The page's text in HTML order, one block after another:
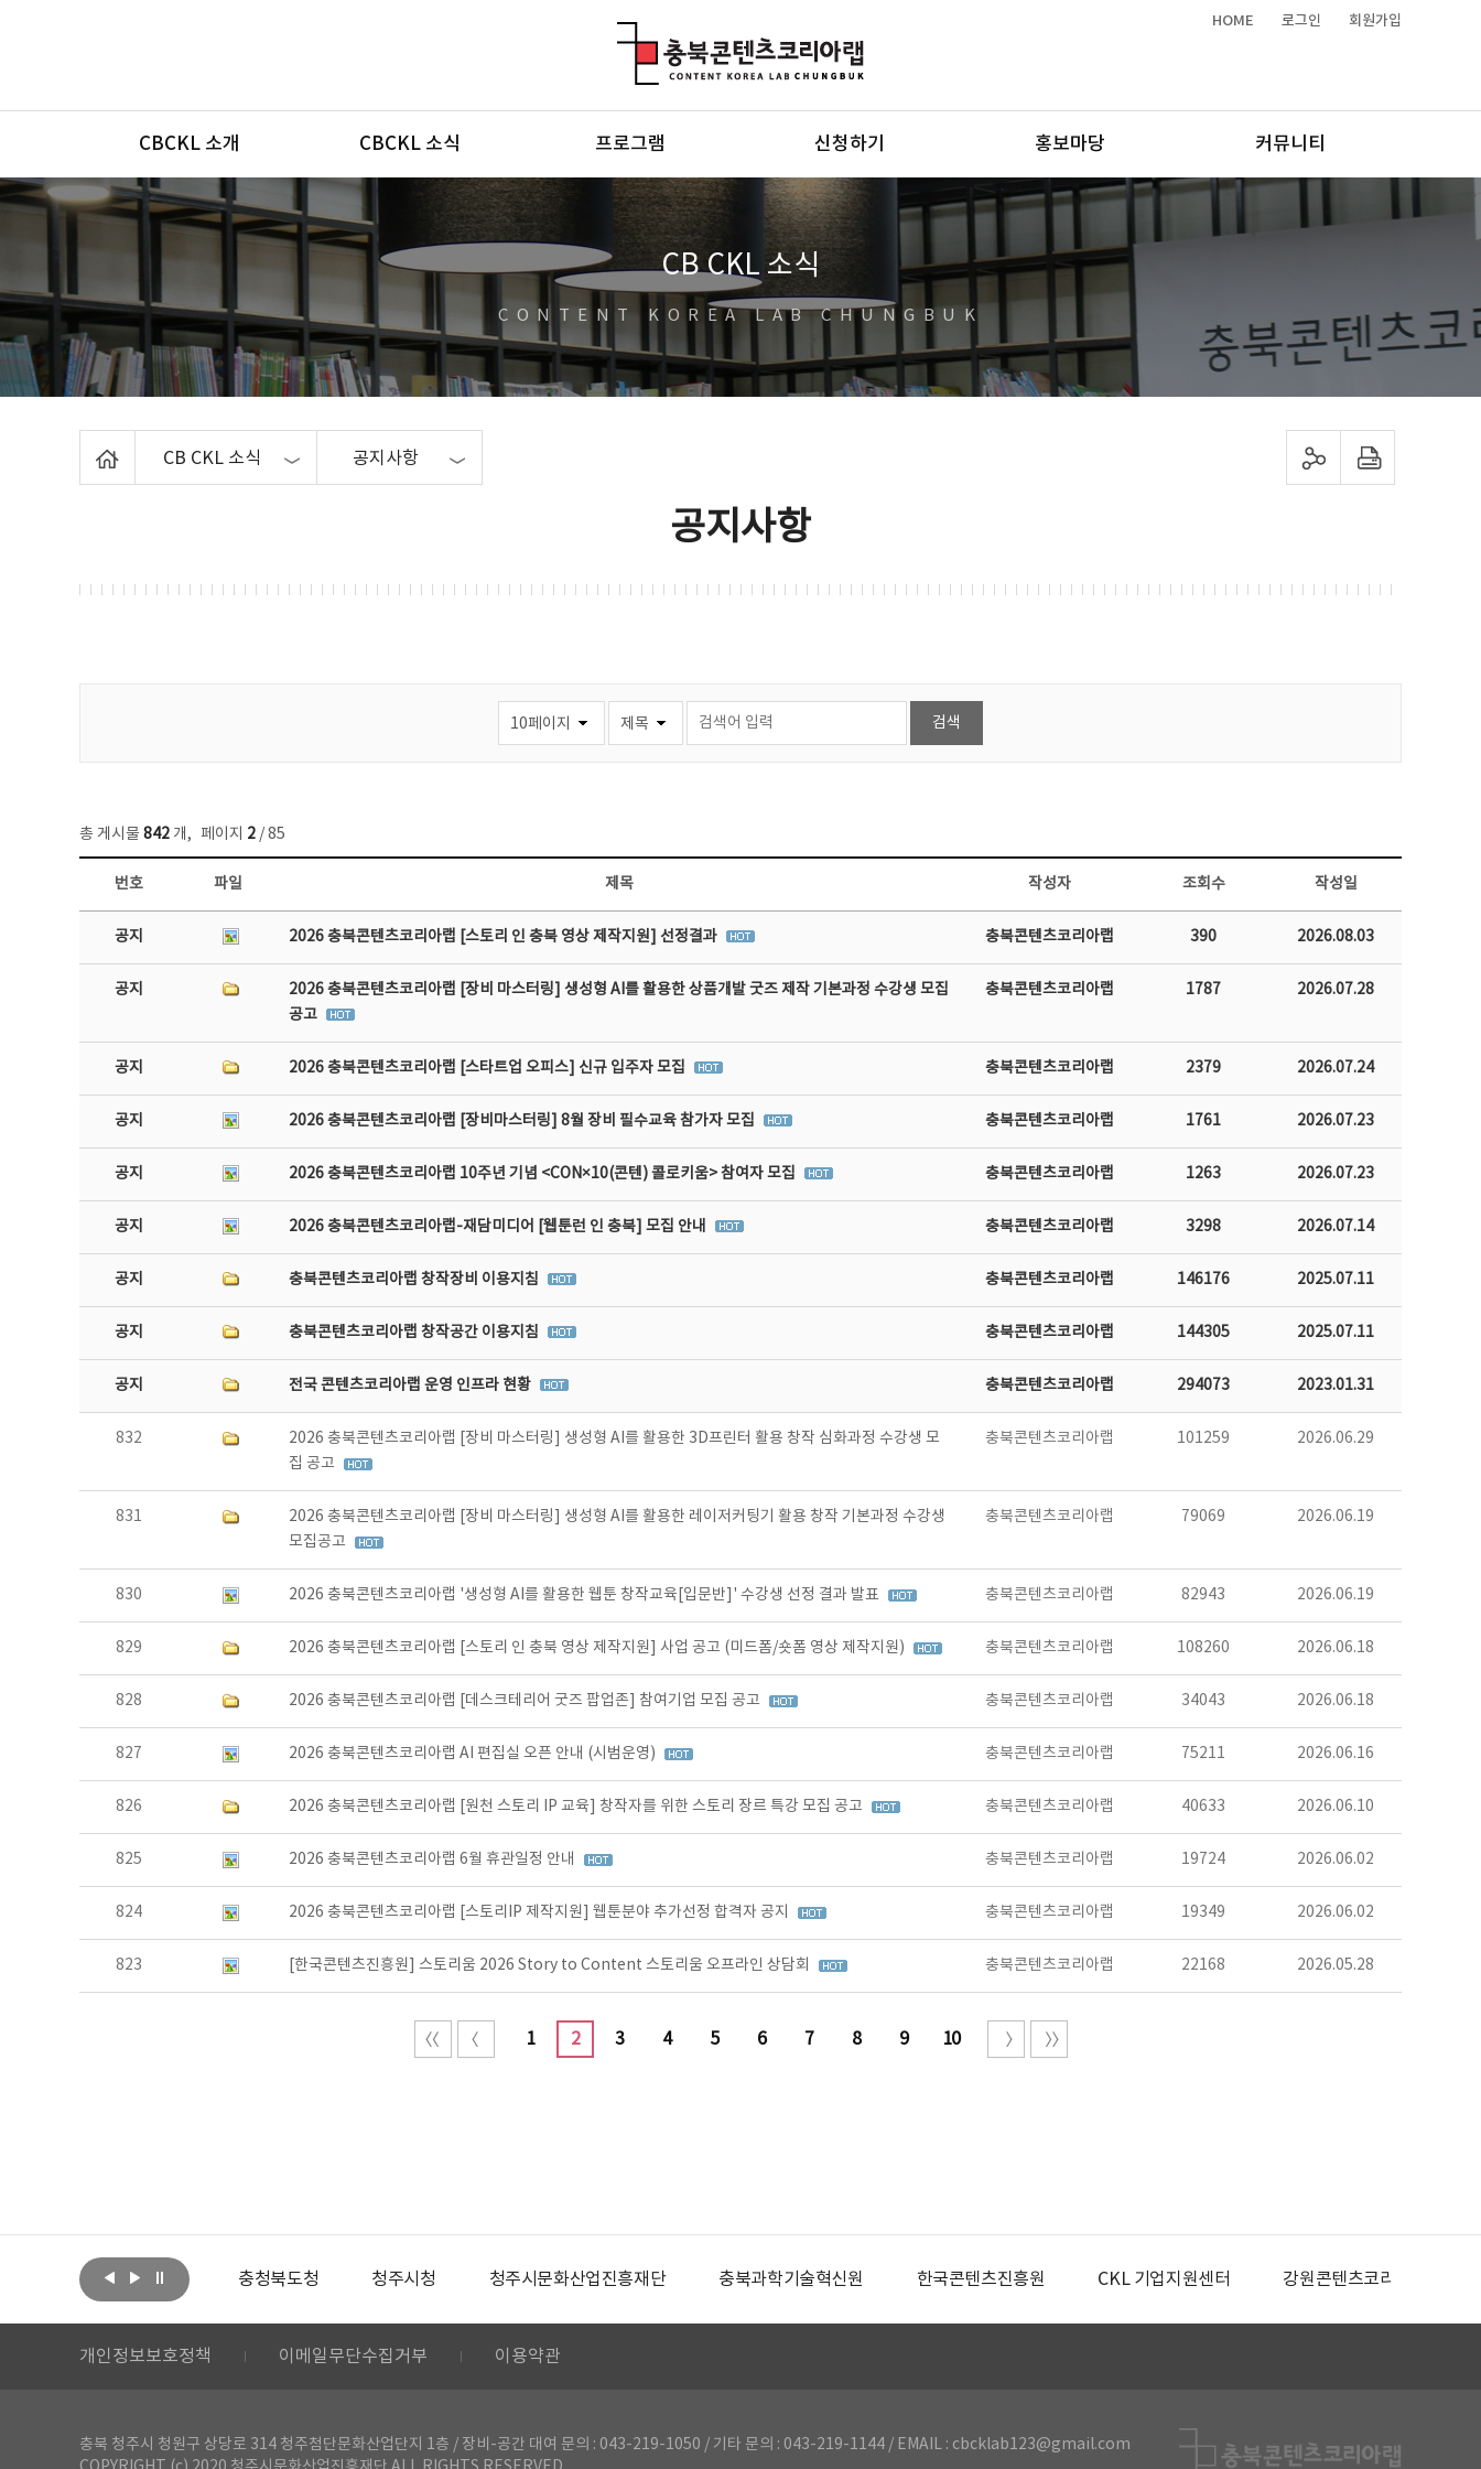
HOME 로그인 회원가입
메뉴
CBCKL 소개 CBCKL 소식 프로그램 신청하기 홍보마당 커뮤니티
CB CKL 소식
CONTENT KOREA LAB CHUNGBUK
CB CKL 소식 공지사항 sns 공유하기 프린트하기
공지사항
총 게시물 842 개, 페이지 2 / 85
공지사항 목록 - 번호, 제목, 작성자, 파일, 조회수, 작성일 정보 제공
번호 파일 제목 작성자 조회수 작성일
공지 2026 충북콘텐츠코리아랩 [스토리 인 충북 영상 제작지원] 선정결과 충북콘텐츠코리아랩 390 2026.08.03
공지
2026 충북콘텐츠코리아랩 [장비 마스터링] 생성형 AI를 활용한 상품개발 굿즈 제작 기본과정 수강생 모집
공고
충북콘텐츠코리아랩 1787 2026.07.28
공지 2026 충북콘텐츠코리아랩 [스타트업 오피스] 신규 입주자 모집 충북콘텐츠코리아랩 2379 2026.07.24
공지 2026 충북콘텐츠코리아랩 [장비마스터링] 8월 장비 필수교육 참가자 모집 충북콘텐츠코리아랩 1761 2026.07.23
공지 2026 충북콘텐츠코리아랩 10주년 기념 <CON×10(콘텐) 콜로키움> 참여자 모집 충북콘텐츠코리아랩 1263 2026.07.23
공지 2026 충북콘텐츠코리아랩-재담미디어 [웹툰런 인 충북] 모집 안내 충북콘텐츠코리아랩 3298 2026.07.14
공지 충북콘텐츠코리아랩 창작장비 이용지침 충북콘텐츠코리아랩 146176 2025.07.11
공지 충북콘텐츠코리아랩 창작공간 이용지침 충북콘텐츠코리아랩 144305 2025.07.11
공지 전국 콘텐츠코리아랩 운영 인프라 현황 충북콘텐츠코리아랩 294073 2023.01.31
832
2026 충북콘텐츠코리아랩 [장비 마스터링] 생성형 AI를 활용한 3D프린터 활용 창작 심화과정 수강생 모
집 공고
충북콘텐츠코리아랩 101259 2026.06.29
831
2026 충북콘텐츠코리아랩 [장비 마스터링] 생성형 AI를 활용한 레이저커팅기 활용 창작 기본과정 수강생
모집공고
충북콘텐츠코리아랩 79069 2026.06.19
830 2026 충북콘텐츠코리아랩 '생성형 AI를 활용한 웹툰 창작교육[입문반]' 수강생 선정 결과 발표 충북콘텐츠코리아랩 82943 2026.06.19
829 2026 충북콘텐츠코리아랩 [스토리 인 충북 영상 제작지원] 사업 공고 (미드폼/숏폼 영상 제작지원) 충북콘텐츠코리아랩 108260 2026.06.18
828 2026 충북콘텐츠코리아랩 [데스크테리어 굿즈 팝업존] 참여기업 모집 공고 충북콘텐츠코리아랩 34043 2026.06.18
827 2026 충북콘텐츠코리아랩 AI 편집실 오픈 안내 (시범운영) 충북콘텐츠코리아랩 75211 2026.06.16
826 2026 충북콘텐츠코리아랩 [원천 스토리 IP 교육] 창작자를 위한 스토리 장르 특강 모집 공고 충북콘텐츠코리아랩 40633 2026.06.10
825 2026 충북콘텐츠코리아랩 6월 휴관일정 안내 충북콘텐츠코리아랩 19724 2026.06.02
824 2026 충북콘텐츠코리아랩 [스토리IP 제작지원] 웹툰분야 추가선정 합격자 공지 충북콘텐츠코리아랩 19349 2026.06.02
823 [한국콘텐츠진흥원] 스토리움 2026 Story to Content 스토리움 오프라인 상담회 충북콘텐츠코리아랩 22168 2026.05.28
1 2 3 4 5 6 7 8 9 10
문화체육관광부 충청북도청 청주시청 청주시문화산업진흥재단 충북과학기술혁신원 한국콘텐츠진흥원 CKL 기업지원센터 강원콘텐츠코리아랩
개인정보보호정책 이메일무단수집거부 이용약관
충북 청주시 청원구 상당로 314 청주첨단문화산업단지 1층 / 장비-공간 대여 문의 : 043-219-1050 / 기타 문의 : 043-219-1144 / EMAIL : cbcklab123@gmail.com